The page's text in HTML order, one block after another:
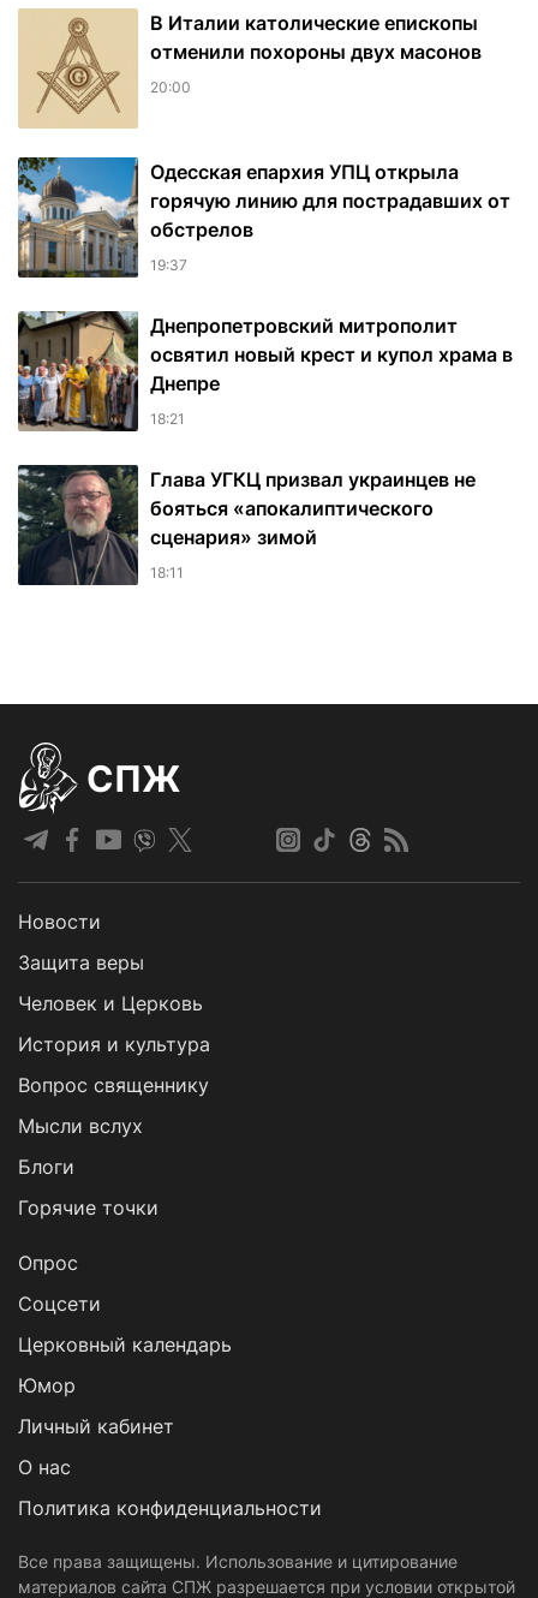
В Италии католические епископы
отменили похороны двух масонов
20:00
Одесская епархия УПЦ открыла
горячую линию для пострадавших от
обстрелов
19:37
Днепропетровский митрополит
освятил новый крест и купол храма в
Днепре
18:21
Глава УГКЦ призвал украинцев не
бояться «апокалиптического
сценария» зимой
18:11
СПЖ
Новости
Защита веры
Человек и Церковь
История и культура
Вопрос священнику
Мысли вслух
Блоги
Горячие точки
Опрос
Cоцсети
Церковный календарь
Юмор
Личный кабинет
О нас
Политика конфиденциальности
Все права защищены. Использование и цитирование
материалов сайта СПЖ разрешается при условии открытой